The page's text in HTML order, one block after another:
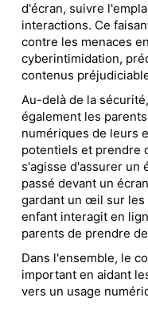
d'écran, suivre
interactions. Ce
contre les menaces
cyberintimidation,
contenus
Au-delà de la
également les
numériques de leurs
potentiels et prendre
s'agisse d'assurer un
passé devant un
gardant un œil sur les
enfant interagit en
parents de prendre
Dans l'ensemble, le
important en aidant
vers un usage